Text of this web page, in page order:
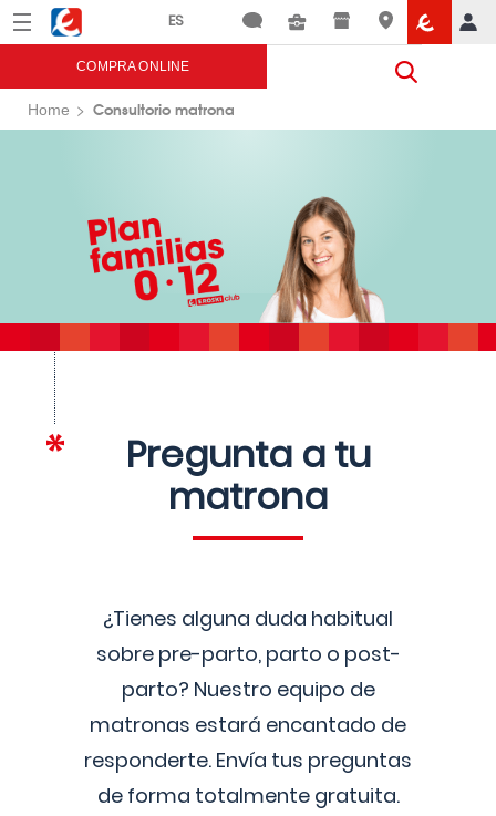
Menú Eroski
COMPRA ONLINE
Home Consultorio matrona
Pregunta a tu
matrona
¿Tienes alguna duda habitual
sobre pre-parto, parto o post-
parto? Nuestro equipo de
matronas estará encantado de
responderte. Envía tus preguntas
de forma totalmente gratuita.